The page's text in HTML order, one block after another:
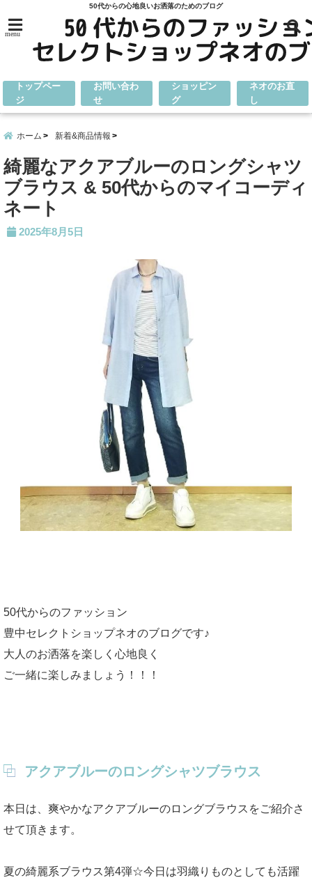
50代からの心地良いお洒落のためのブログ
menu
トップペー
ジ
お問い合わ
せ
ショッピン
グ
ネオのお直
し
ホーム 新着&商品情報
綺麗なアクアブルーのロングシャツ
ブラウス & 50代からのマイコーディ
ネート
2025年8月5日
50代からのファッション
豊中セレクトショップネオのブログです♪
大人のお洒落を楽しく心地良く
ご一緒に楽しみましょう！！！
アクアブルーのロングシャツブラウス
本日は、爽やかなアクアブルーのロングブラウスをご紹介さ
せて頂きます。
夏の綺麗系ブラウス第4弾☆今日は羽織りものとしても活躍